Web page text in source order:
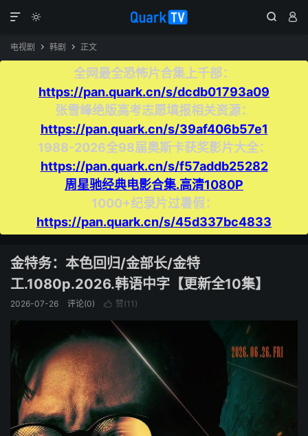
  

电视剧  韩剧  正文
全网最全恐怖片合集上千部：
https://pan.quark.cn/s/dcdb01793a09
张雪峰绝版高考志愿填报相关资源：
https://pan.quark.cn/s/39af406b57e1
1988-2026全98届奥斯卡获奖影片大全：
https://pan.quark.cn/s/f57addb25282
周星驰经典电影合集.高清1080P
1000+纪录片过暑假：
https://pan.quark.cn/s/45d337bc4833
金特务：本色回归/金部长/金特
工.1080p.2026.韩语中字【更新全10集】
2026-07-26 评论(0)  赞(11 )